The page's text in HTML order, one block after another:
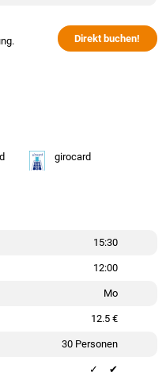
Direkt buchen!
girocard
15:30
12:00
Mo
12.5 €
30 Personen
✔